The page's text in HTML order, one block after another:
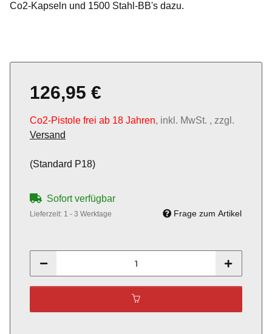
Co2-Kapseln und 1500 Stahl-BB's dazu.
126,95 €
Co2-Pistole frei ab 18 Jahren, inkl. MwSt. , zzgl.
Versand
(Standard P18)
Sofort verfügbar
Lieferzeit: 1 - 3 Werktage Frage zum Artikel